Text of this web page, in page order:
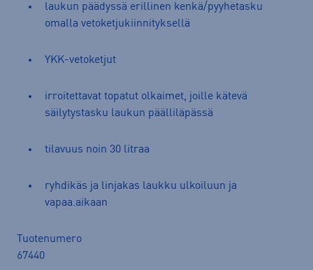
laukun päädyssä erillinen kenkä/pyyhetasku
omalla vetoketjukiinnityksellä
YKK-vetoketjut
irroitettavat topatut olkaimet, joille kätevä
säilytystasku laukun päälliläpässä
tilavuus noin 30 litraa
ryhdikäs ja linjakas laukku ulkoiluun ja
vapaa.aikaan
Tuotenumero
67440